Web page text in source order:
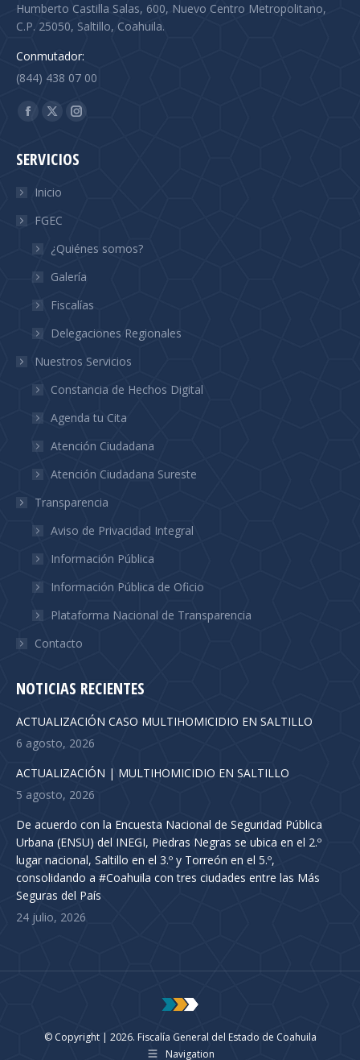
Humberto Castilla Salas, 600, Nuevo Centro Metropolitano,
C.P. 25050, Saltillo, Coahuila.
Conmutador:
(844) 438 07 00
Find us on:
Facebook
opens
window
X
opens
window
Instagram
opens
SERVICIOS
Inicio
FGEC
¿Quiénes somos?
Galería
Fiscalías
Delegaciones Regionales
Nuestros Servicios
Constancia de Hechos Digital
Agenda tu Cita
Atención Ciudadana
Atención Ciudadana Sureste
Transparencia
Aviso de Privacidad Integral
Información Pública
Información Pública de Oficio
Plataforma Nacional de Transparencia
Contacto
NOTICIAS RECIENTES
ACTUALIZACIÓN CASO MULTIHOMICIDIO EN SALTILLO
6 agosto, 2026
ACTUALIZACIÓN | MULTIHOMICIDIO EN SALTILLO
5 agosto, 2026
De acuerdo con la Encuesta Nacional de Seguridad Pública
Urbana (ENSU) del INEGI, Piedras Negras se ubica en el 2.º
lugar nacional, Saltillo en el 3.º y Torreón en el 5.º,
consolidando a #Coahuila con tres ciudades entre las Más
Seguras del País
24 julio, 2026
© Copyright | 2026. Fiscalía General del Estado de Coahuila
Navigation